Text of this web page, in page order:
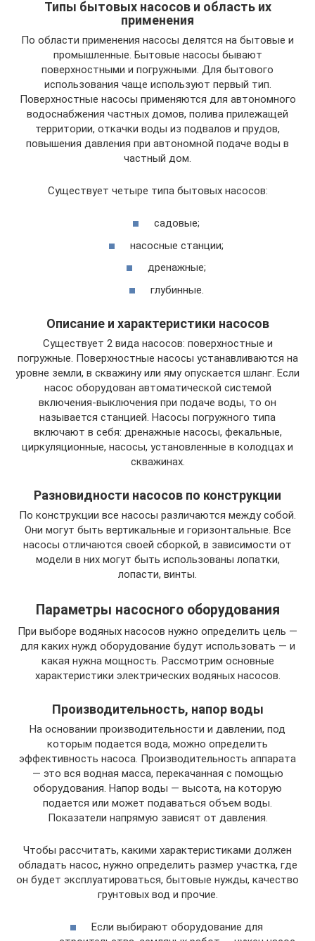
Типы бытовых насосов и область их
применения
По области применения насосы делятся на бытовые и
промышленные. Бытовые насосы бывают
поверхностными и погружными. Для бытового
использования чаще используют первый тип.
Поверхностные насосы применяются для автономного
водоснабжения частных домов, полива прилежащей
территории, откачки воды из подвалов и прудов,
повышения давления при автономной подаче воды в
частный дом.
Существует четыре типа бытовых насосов:
садовые;
насосные станции;
дренажные;
глубинные.
Описание и характеристики насосов
Существует 2 вида насосов: поверхностные и
погружные. Поверхностные насосы устанавливаются на
уровне земли, в скважину или яму опускается шланг. Если
насос оборудован автоматической системой
включения-выключения при подаче воды, то он
называется станцией. Насосы погружного типа
включают в себя: дренажные насосы, фекальные,
циркуляционные, насосы, установленные в колодцах и
скважинах.
Разновидности насосов по конструкции
По конструкции все насосы различаются между собой.
Они могут быть вертикальные и горизонтальные. Все
насосы отличаются своей сборкой, в зависимости от
модели в них могут быть использованы лопатки,
лопасти, винты.
Параметры насосного оборудования
При выборе водяных насосов нужно определить цель —
для каких нужд оборудование будут использовать — и
какая нужна мощность. Рассмотрим основные
характеристики электрических водяных насосов.
Производительность, напор воды
На основании производительности и давлении, под
которым подается вода, можно определить
эффективность насоса. Производительность аппарата
— это вся водная масса, перекачанная с помощью
оборудования. Напор воды — высота, на которую
подается или может подаваться объем воды.
Показатели напрямую зависят от давления.
Чтобы рассчитать, какими характеристиками должен
обладать насос, нужно определить размер участка, где
он будет эксплуатироваться, бытовые нужды, качество
грунтовых вод и прочие.
Если выбирают оборудование для